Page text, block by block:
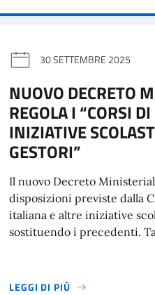
30 SETTEMBRE 2025
NUOVO DECRETO
REGOLA I “CORSI
INIZIATIVE
GESTORI”
Il nuovo Decreto
disposizioni previste dalla
italiana e altre iniziative
sostituendo i precedenti.
LEGGI DI PIÙ